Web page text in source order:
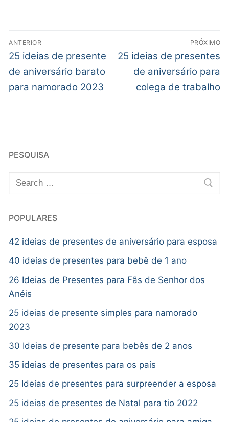
ANTERIOR
25 ideias de presente
de aniversário barato
para namorado 2023
PRÓXIMO
25 ideias de presentes
de aniversário para
colega de trabalho
PESQUISA
POPULARES
42 ideias de presentes de aniversário para esposa
40 ideias de presentes para bebê de 1 ano
26 Ideias de Presentes para Fãs de Senhor dos
Anéis
25 ideias de presente simples para namorado
2023
30 Ideias de presente para bebês de 2 anos
35 ideias de presentes para os pais
25 Ideias de presentes para surpreender a esposa
25 ideias de presentes de Natal para tio 2022